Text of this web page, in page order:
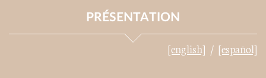
PRÉSENTATION
[english] [español]